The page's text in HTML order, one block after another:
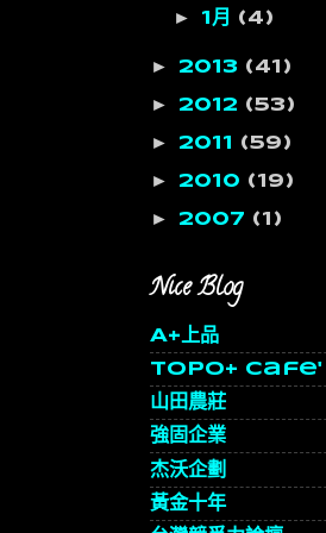
► 1月 (4)
► 2013 (41)
► 2012 (53)
► 2011 (59)
► 2010 (19)
► 2007 (1)
Nice Blog
A+上品
topo+ cafe'
山田農莊
強固企業
杰沃企劃
黃金十年